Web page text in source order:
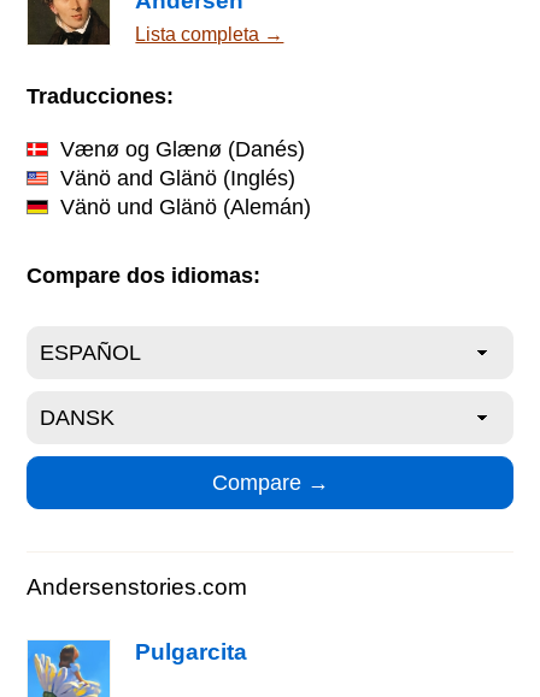
Lista completa →
Traducciones:
Vænø og Glænø (Danés)
Vänö and Glänö (Inglés)
Vänö und Glänö (Alemán)
Compare dos idiomas:
Andersenstories.com
Pulgarcita